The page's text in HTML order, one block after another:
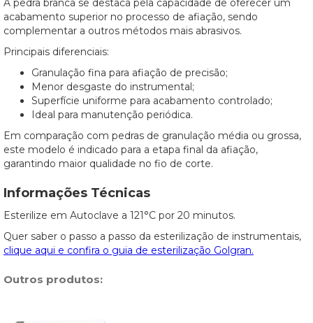
A pedra branca se destaca pela capacidade de oferecer um
acabamento superior no processo de afiação, sendo
complementar a outros métodos mais abrasivos.
Principais diferenciais:
Granulação fina para afiação de precisão;
Menor desgaste do instrumental;
Superfície uniforme para acabamento controlado;
Ideal para manutenção periódica.
Em comparação com pedras de granulação média ou grossa,
este modelo é indicado para a etapa final da afiação,
garantindo maior qualidade no fio de corte.
Informações Técnicas
Esterilize em Autoclave a 121°C por 20 minutos.
Quer saber o passo a passo da esterilização de instrumentais,
clique aqui e confira o guia de esterilização Golgran.
Outros produtos: